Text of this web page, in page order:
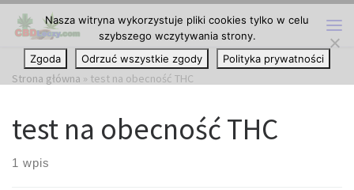
Przejdź do treści
Strona główna » test na obecność THC
test na obecność THC
1 wpis
Nasza witryna wykorzystuje pliki cookies tylko w celu
szybszego wczytywania strony.
Zgoda
Odrzuć wszystkie zgody Polityka prywatności